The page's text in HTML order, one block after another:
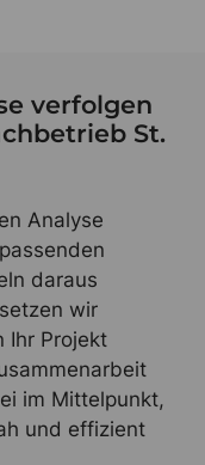
verfolgen
St.
Analyse
daraus
wir
Ihr Projekt
im Mittelpunkt,
und effizient